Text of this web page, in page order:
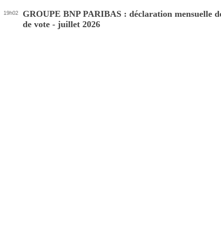
19h02
GROUPE BNP PARIBAS : déclaration mensuelle
de vote - juillet 2026